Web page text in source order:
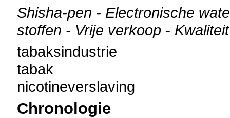
Shisha-pen - Electronische
stoffen - Vrije verkoop -
tabaksindustrie
tabak
nicotineverslaving
Chronologie